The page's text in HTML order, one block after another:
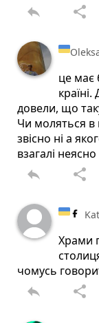
reply share
це має
довели, що
Чи моляться в
звісно ні а
взагалі неясно
reply share
Храми
чомусь
reply share